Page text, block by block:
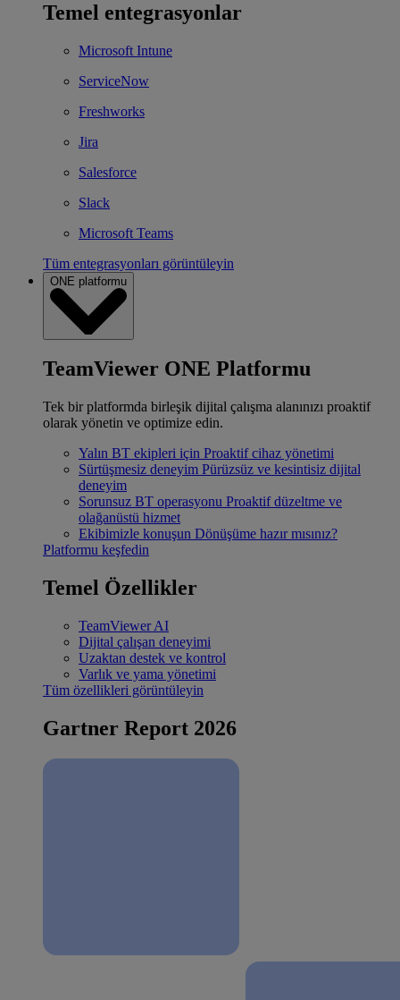
Temel entegrasyonlar
Microsoft Intune
ServiceNow
Freshworks
Jira
Salesforce
Slack
Microsoft Teams
Tüm entegrasyonları görüntüleyin
ONE platformu
TeamViewer ONE Platformu
Tek bir platformda birleşik dijital çalışma alanınızı proaktif
olarak yönetin ve optimize edin.
Yalın BT ekipleri için Proaktif cihaz yönetimi
Sürtüşmesiz deneyim Pürüzsüz ve kesintisiz dijital
deneyim
Sorunsuz BT operasyonu Proaktif düzeltme ve
olağanüstü hizmet
Ekibimizle konuşun Dönüşüme hazır mısınız?
Platformu keşfedin
Temel Özellikler
TeamViewer AI
Dijital çalışan deneyimi
Uzaktan destek ve kontrol
Varlık ve yama yönetimi
Tüm özellikleri görüntüleyin
Gartner Report 2026